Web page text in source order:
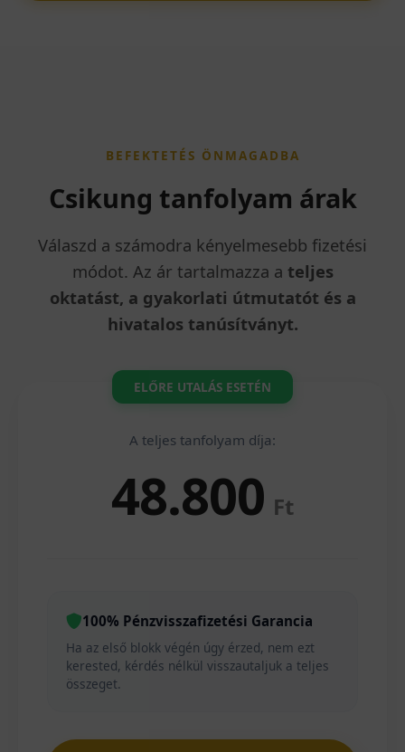
BEFEKTETÉS ÖNMAGADBA
Csikung tanfolyam árak
Válaszd a számodra kényelmesebb fizetési
módot. Az ár tartalmazza a teljes
oktatást, a gyakorlati útmutatót és a
hivatalos tanúsítványt.
ELŐRE UTALÁS ESETÉN
A teljes tanfolyam díja:
48.800 Ft
100% Pénzvisszafizetési Garancia
Ha az első blokk végén úgy érzed, nem ezt
kerested, kérdés nélkül visszautaljuk a teljes
összeget.